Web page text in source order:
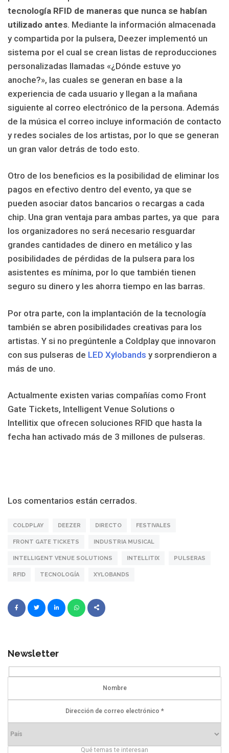
tecnología RFID de maneras que nunca se habían
utilizado antes. Mediante la información almacenada
y compartida por la pulsera, Deezer implementó un
sistema por el cual se crean listas de reproducciones
personalizadas llamadas «¿Dónde estuve yo
anoche?», las cuales se generan en base a la
experiencia de cada usuario y llegan a la mañana
siguiente al correo electrónico de la persona. Además
de la música el correo incluye información de contacto
y redes sociales de los artistas, por lo que se generan
un gran valor detrás de todo esto.
Otro de los beneficios es la posibilidad de eliminar los
pagos en efectivo dentro del evento, ya que se
pueden asociar datos bancarios o recargas a cada
chip. Una gran ventaja para ambas partes, ya que para
los organizadores no será necesario resguardar
grandes cantidades de dinero en metálico y las
posibilidades de pérdidas de la pulsera para los
asistentes es mínima, por lo que también tienen
seguro su dinero y les ahorra tiempo en las barras.
Por otra parte, con la implantación de la tecnología
también se abren posibilidades creativas para los
artistas. Y si no pregúntenle a Coldplay que innovaron
con sus pulseras de LED Xylobands y sorprendieron a
más de uno.
Actualmente existen varias compañías como Front
Gate Tickets, Intelligent Venue Solutions o
Intellitix que ofrecen soluciones RFID que hasta la
fecha han activado más de 3 millones de pulseras.
Los comentarios están cerrados.
COLDPLAY DEEZER DIRECTO FESTIVALES
FRONT GATE TICKETS INDUSTRIA MUSICAL
INTELLIGENT VENUE SOLUTIONS INTELLITIX PULSERAS
RFID TECNOLOGÍA XYLOBANDS
Newsletter